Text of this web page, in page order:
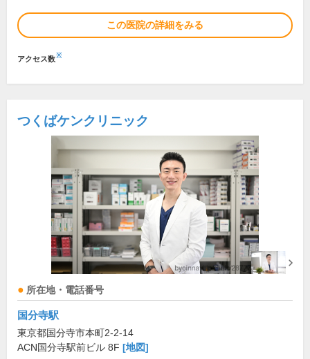
この医院の詳細をみる
アクセス数※
つくばケンクリニック
所在地・電話番号
国分寺駅
東京都国分寺市本町2-2-14
ACN国分寺駅前ビル 8F [地図]